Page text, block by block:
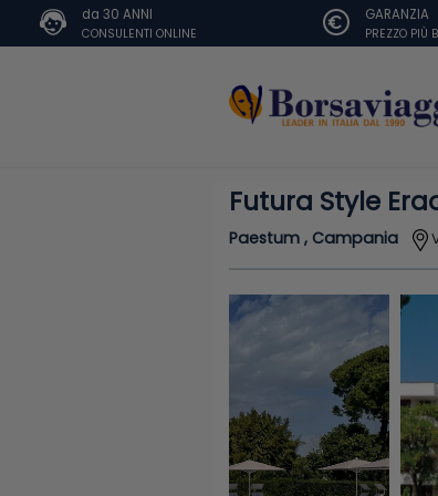
da 30 ANNI
CONSULENTI ONLINE
GARANZIA
PREZZO PIÙ
Futura Style
Paestum , Campania